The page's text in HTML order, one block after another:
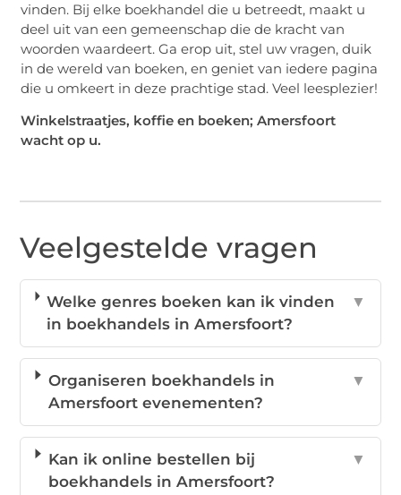
vinden. Bij elke boekhandel die u betreedt, maakt u
deel uit van een gemeenschap die de kracht van
woorden waardeert. Ga erop uit, stel uw vragen, duik
in de wereld van boeken, en geniet van iedere pagina
die u omkeert in deze prachtige stad. Veel leesplezier!
Winkelstraatjes, koffie en boeken; Amersfoort
wacht op u.
Veelgestelde vragen
Welke genres boeken kan ik vinden
in boekhandels in Amersfoort?
▼
Organiseren boekhandels in
Amersfoort evenementen?
▼
Kan ik online bestellen bij
boekhandels in Amersfoort?
▼